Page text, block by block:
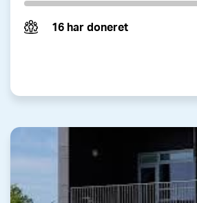
16 har doneret